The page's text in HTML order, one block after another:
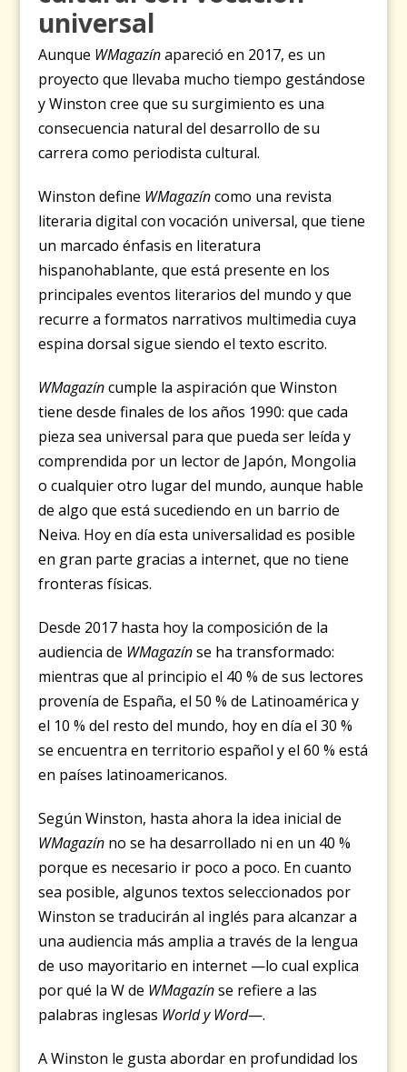
universal
Aunque WMagazínapareció en 2017, es un
proyecto que llevaba mucho tiempo gestándose
y Winston cree que su surgimiento es una
consecuencia natural del desarrollo de su
carrera como periodista cultural.
Winston define WMagazíncomo una revista
literaria digital con vocación universal, que tiene
un marcado énfasis en literatura
hispanohablante, que está presente en los
principales eventos literarios del mundo y que
recurre a formatos narrativos multimedia cuya
espina dorsal sigue siendo el texto escrito.
WMagazíncumple la aspiración que Winston
tiene desde finales de los años 1990: que cada
pieza sea universal para que pueda ser leída y
comprendida por un lector de Japón, Mongolia
o cualquier otro lugar del mundo, aunque hable
de algo que está sucediendo en un barrio de
Neiva. Hoy en día esta universalidad es posible
en gran parte gracias a internet, que no tiene
fronteras físicas.
Desde 2017 hasta hoy la composición de la
audiencia de WMagazínse ha transformado:
mientras que al principio el 40 % de sus lectores
provenía de España, el 50 % de Latinoamérica y
el 10 % del resto del mundo, hoy en día el 30 %
se encuentra en territorio español y el 60 % está
en países latinoamericanos.
Según Winston, hasta ahora la idea inicial de
WMagazín no se ha desarrollado ni en un 40 %
porque es necesario ir poco a poco. En cuanto
sea posible, algunos textos seleccionados por
Winston se traducirán al inglés para alcanzar a
una audiencia más amplia a través de la lengua
de uso mayoritario en internet —lo cual explica
por qué la W de WMagazínse refiere a las
palabras inglesas WorldyWord—.
A Winston le gusta abordar en profundidad los